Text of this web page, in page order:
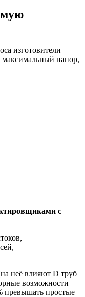
изготовители
максимальный напор,
с
неё влияют D труб
возможности
превышать простые